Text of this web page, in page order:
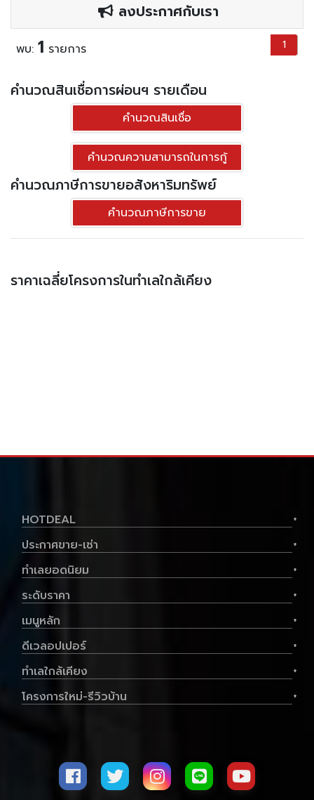
ลงประกาศกับเรา
พบ: 1 รายการ 1
คำนวณสินเชื่อการผ่อนฯ รายเดือน
คำนวณสินเชื่อ
คำนวณความสามารถในการกู้
คำนวณภาษีการขายอสังหาริมทรัพย์
คำนวณภาษีการขาย
ราคาเฉลี่ยโครงการในทำเลใกล้เคียง
HOTDEAL +
ประกาศขาย-เช่า +
ทำเลยอดนิยม +
ระดับราคา +
เมนูหลัก +
ดีเวลอปเปอร์ +
ทำเลใกล้เคียง +
โครงการใหม่-รีวิวบ้าน +